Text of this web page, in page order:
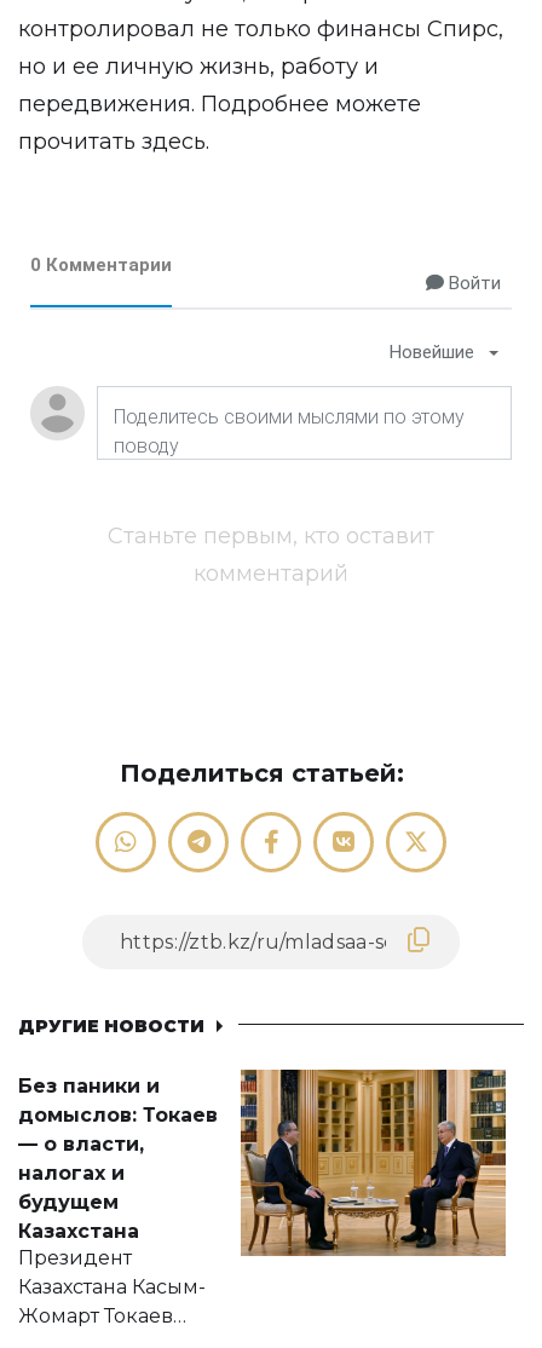
контролировал не только финансы Спирс,
но и ее личную жизнь, работу и
передвижения. Подробнее можете
прочитать здесь.
0 Комментарии
Войти
Новейшие
Станьте первым, кто оставит
комментарий
Поделиться статьей:
ДРУГИЕ НОВОСТИ
Без паники и
домыслов: Токаев
— о власти,
налогах и
будущем
Казахстана
Президент
Казахстана Касым-
Жомарт Токаев